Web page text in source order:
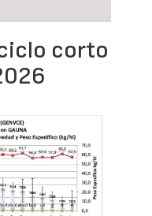
corto